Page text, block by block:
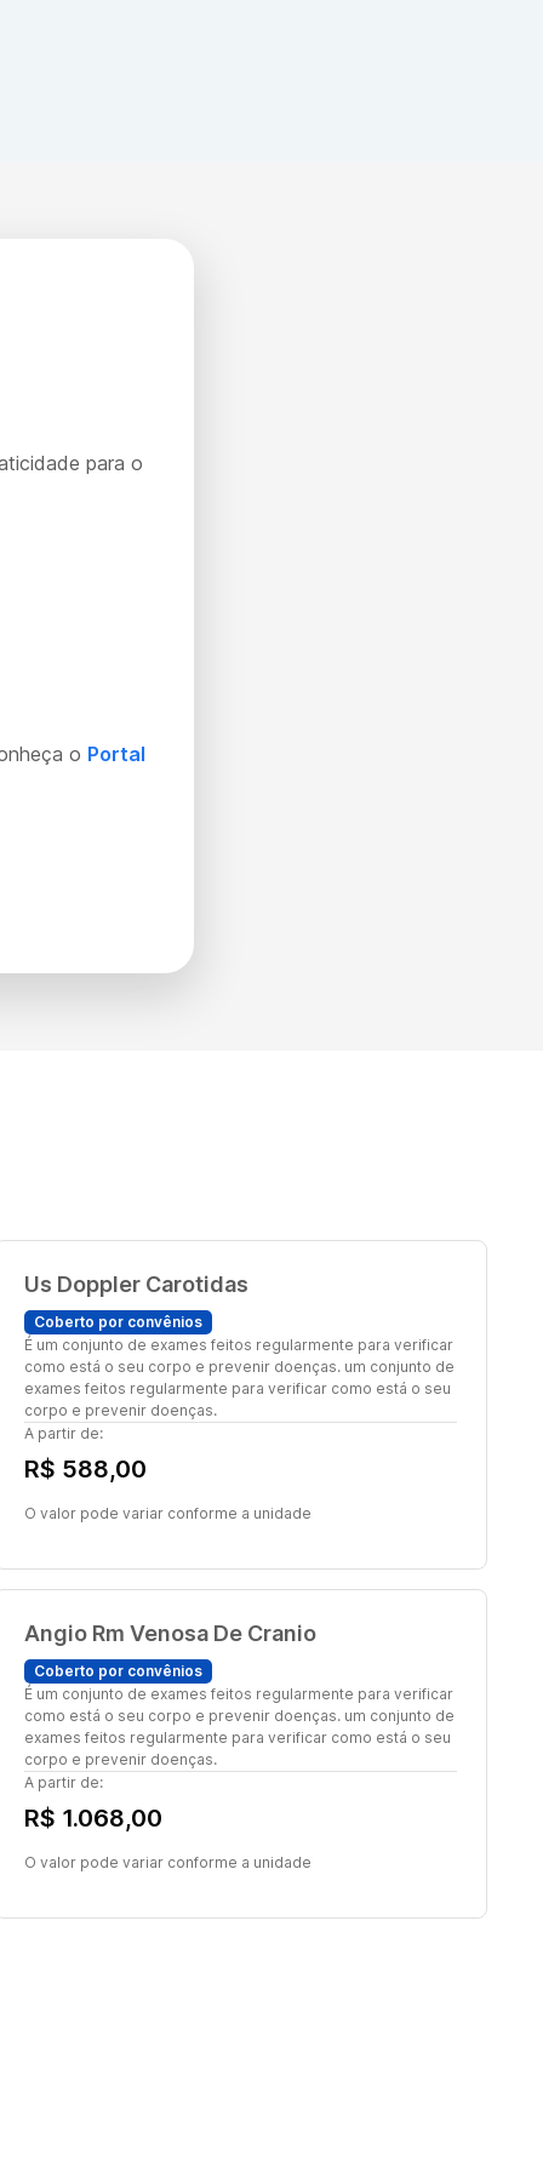
para o
o Portal
Us Doppler Carotidas
Coberto por convênios
É um conjunto de exames feitos regularmente para verificar
como está o seu corpo e prevenir doenças. um conjunto de
exames feitos regularmente para verificar como está o seu
corpo e prevenir doenças.
A partir de:
R$ 588,00
O valor pode variar conforme a unidade
Angio Rm Venosa De Cranio
Coberto por convênios
É um conjunto de exames feitos regularmente para verificar
como está o seu corpo e prevenir doenças. um conjunto de
exames feitos regularmente para verificar como está o seu
corpo e prevenir doenças.
A partir de:
R$ 1.068,00
O valor pode variar conforme a unidade